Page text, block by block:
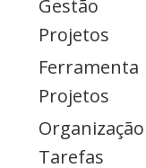
Gestão
Projetos
Ferramenta
Projetos
Organização
Tarefas